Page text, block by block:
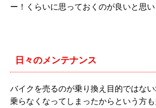
ー！くらいに思っておくのが良いと思い
日々のメンテナンス
バイクを売るのが乗り換え目的ではな
乗らなくなってしまったからという方